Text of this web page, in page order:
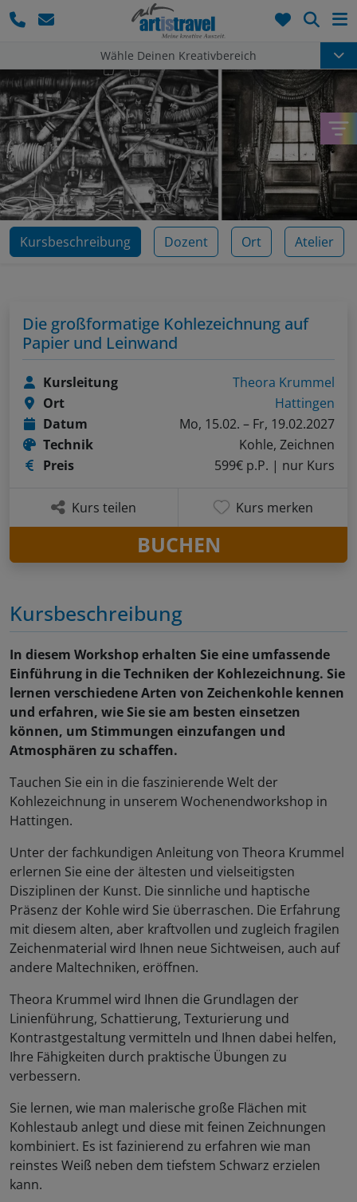
Wähle Deinen Kreativbereich
Kursbeschreibung Dozent Ort Atelier
Kursbeschreibung
In diesem Workshop erhalten Sie eine umfassende
Einführung in die Techniken der Kohlezeichnung. Sie
lernen verschiedene Arten von Zeichenkohle kennen
und erfahren, wie Sie sie am besten einsetzen
können, um Stimmungen einzufangen und
Atmosphären zu schaffen.
Tauchen Sie ein in die faszinierende Welt der
Kohlezeichnung in unserem Wochenendworkshop in
Hattingen.
Unter der fachkundigen Anleitung von Theora Krummel
erlernen Sie eine der ältesten und vielseitigsten
Disziplinen der Kunst. Die sinnliche und haptische
Präsenz der Kohle wird Sie überraschen. Die Erfahrung
mit diesem alten, aber kraftvollen und zugleich fragilen
Zeichenmaterial wird Ihnen neue Sichtweisen, auch auf
andere Maltechniken, eröffnen.
Theora Krummel wird Ihnen die Grundlagen der
Linienführung, Schattierung, Texturierung und
Kontrastgestaltung vermitteln und Ihnen dabei helfen,
Ihre Fähigkeiten durch praktische Übungen zu
verbessern.
Sie lernen, wie man malerische große Flächen mit
Kohlestaub anlegt und diese mit feinen Zeichnungen
kombiniert. Es ist fazinierend zu erfahren wie man
reinstes Weiß neben dem tiefstem Schwarz erzielen
kann.
Die großformatige Kohlezeichnung auf
Papier und Leinwand
Kursleitung
Theora Krummel
Ort
Hattingen
Datum
Mo, 15.02. – Fr, 19.02.2027
Technik
Kohle, Zeichnen
Preis
599€ p.P. | nur Kurs
Kurs teilen Kurs merken
BUCHEN